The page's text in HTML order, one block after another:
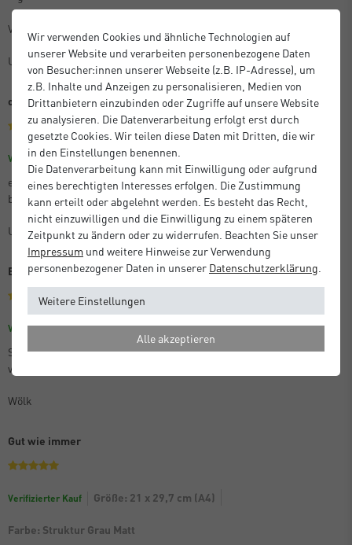
Vielen Dank dafür
Unbekannt
optisches Highlight
Verifizierter Kauf Größe: 30 x 40 cm
es ist immer wieder faszinierend zu sheen mit welcher Leichtigkeit
besondere Bilder, Rkunden, etc. weiter aufgewertet werden..........
Unbekannt
Bilderrahmen
Verifizierter Kauf Größe: 50 x 50 cm
Farbe: Struktur Schwarz Matt
Schnelle Lieferung, sehr gute Qualität und die Ware war sehr gut
verpackt. Kann die Bilderrahmen nur empfehlen.
Wölk
Gut wie immer
Verifizierter Kauf Größe: 21 x 29,7 cm (A4)
Farbe: Struktur Grau Matt
Wir verwenden Cookies und ähnliche Technologien auf
unserer Website und verarbeiten personenbezogene Daten
von Besucher:innen unserer Webseite (z.B. IP-Adresse), um
z.B. Inhalte und Anzeigen zu personalisieren, Medien von
Drittanbietern einzubinden oder Zugriffe auf unsere Website
zu analysieren. Die Datenverarbeitung erfolgt erst durch
gesetzte Cookies. Wir teilen diese Daten mit Dritten, die wir
in den Einstellungen benennen.
Die Datenverarbeitung kann mit Einwilligung oder aufgrund
eines berechtigten Interesses erfolgen. Die Zustimmung
kann erteilt oder abgelehnt werden. Es besteht das Recht,
nicht einzuwilligen und die Einwilligung zu einem späteren
Zeitpunkt zu ändern oder zu widerrufen. Beachten Sie unser
Impressum und weitere Hinweise zur Verwendung
personenbezogener Daten in unserer Daten­schutz­erklärung
Weitere Einstellungen
Alle akzeptieren